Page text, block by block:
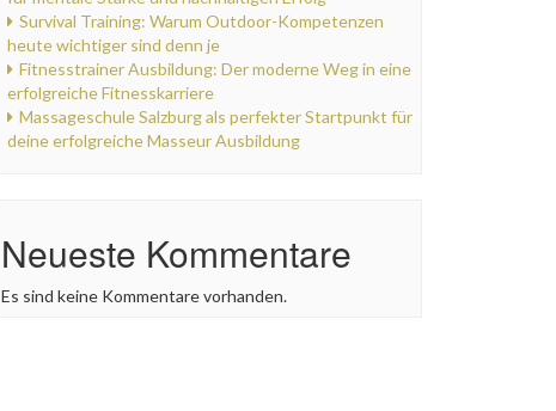
Survival Training: Warum Outdoor-Kompetenzen
heute wichtiger sind denn je
Fitnesstrainer Ausbildung: Der moderne Weg in eine
erfolgreiche Fitnesskarriere
Massageschule Salzburg als perfekter Startpunkt für
deine erfolgreiche Masseur Ausbildung
Neueste Kommentare
Es sind keine Kommentare vorhanden.